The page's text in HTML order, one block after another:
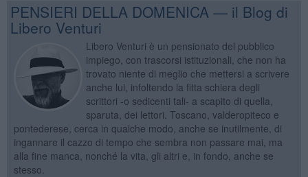
PENSIERI DELLA DOMENICA — il Blog di
Libero Venturi
Libero Venturi è un pensionato del pubblico
impiego, con trascorsi istituzionali, che non ha
trovato niente di meglio che mettersi a scrivere
anche lui, infoltendo la fitta schiera degli
scrittori -o sedicenti tali- a scapito di quella,
sparuta, dei lettori. Toscano, valderopiteco e
pontederese, cerca in qualche modo, anche se inutilmente, di
ingannare il cazzo di tempo che sembra non passare mai, ma
alla fine manca, nonché la vita, gli altri e, in fondo, anche se
stesso.